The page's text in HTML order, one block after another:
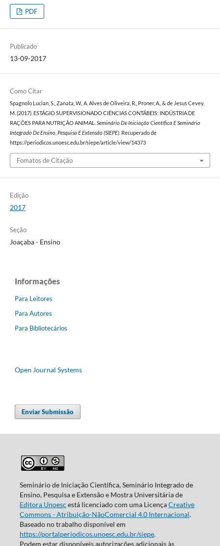
PDF
Publicado
13-09-2017
Como Citar
Spagnolo Lucian, S., Zanata, W., A. Alves de Oliveira, R., Proner, A., & de Jesus Cevey,
M. (2017). ESTÁGIO SUPERVISIONADO CIÊNCIAS CONTÁBEIS: INDÚSTRIA DE
RAÇÕES PARA NUTRIÇÃO ANIMAL. Seminário De Iniciação Científica E Seminário
Integrado De Ensino, Pesquisa E Extensão (SIEPE). Recuperado de
https://periodicos.unoesc.edu.br/siepe/article/view/14373
Fomatos de Citação
Edição
2017
Seção
Joaçaba - Ensino
Informações
Para Leitores
Para Autores
Para Bibliotecários
Open Journal Systems
Enviar Submissão
Seminário de Iniciação Científica, Seminário Integrado de
Ensino, Pesquisa e Extensão e Mostra Universitária de
Editora Unoesc está licenciado com uma LicençaCreative
Commons - Atribuição-NãoComercial 4.0 Internacional.
Baseado no trabalho disponível em
https://portalperiodicos.unoesc.edu.br/siepe.
Podem estar disponíveis autorizações adicionais às